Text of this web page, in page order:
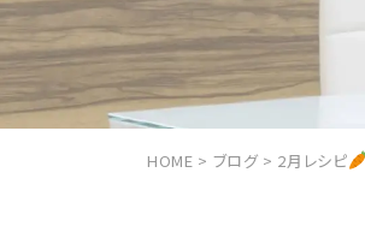
HOME > ブログ > 2月レシピ